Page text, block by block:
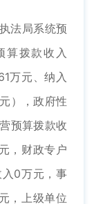
法局系统预
算拨款收入
万元、纳入
），政府性
预算拨款收
，财政专户
0万元，事
，上级单位